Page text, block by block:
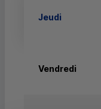
Jeudi
Vendredi